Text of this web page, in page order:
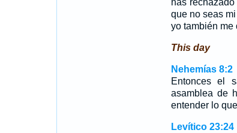
has
que no seas
yo también me
This day
Nehemías 8:2
Entonces el
asamblea de
entender lo
Levítico 23:24